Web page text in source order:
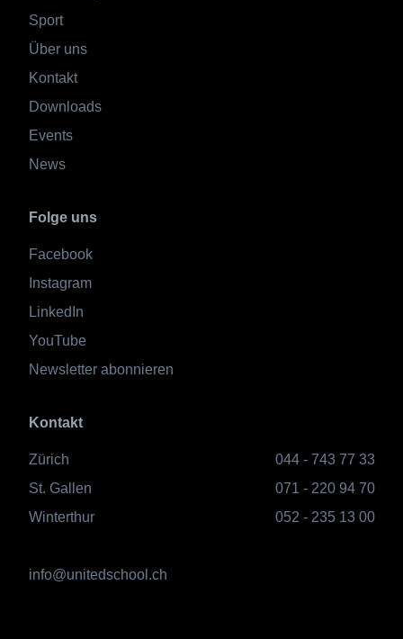
Sport
Über uns
Kontakt
Downloads
Events
News
Folge uns
Facebook
Instagram
LinkedIn
YouTube
Newsletter abonnieren
Kontakt
Zürich
044 - 743 77 33
St. Gallen
071 - 220 94 70
Winterthur
052 - 235 13 00
info@unitedschool.ch